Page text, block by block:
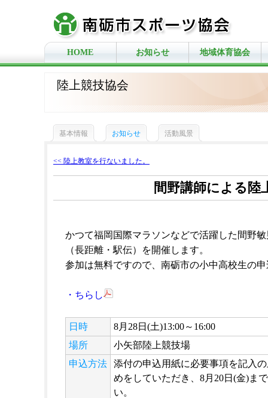
HOME お知らせ 地域体育協会
陸上競技協会
基本情報 お知らせ 活動風景
<< 陸上教室を行ないました。
間野講師による陸
かつて福岡国際マラソンなどで活躍した間野
（長距離・駅伝）を開催します。
参加は無料ですので、南砺市の小中高校生の
・ちらし
日時
8月28日(土)13:00～16:00
場所
小矢部陸上競技場
申込方法
添付の申込用紙に必要事項を記入
めをしていただき、8月20日(金)ま
い。